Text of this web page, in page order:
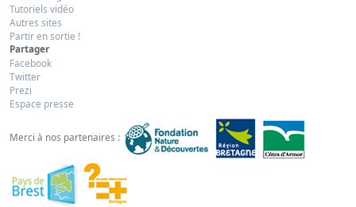
Tutoriels vidéo
Autres sites
Partir en sortie !
Partager
Facebook
Twitter
Prezi
Espace presse
Merci à nos partenaires :